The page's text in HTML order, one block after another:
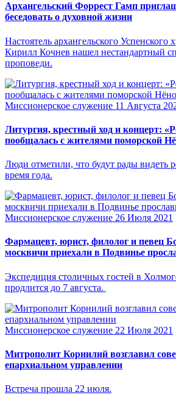
Архангельский Форрест Гамп
беседовать о духовной жизни
Настоятель архангельского Успенского
Кирилл Кочнев нашел нестандартный
проповеди.
Миссионерское служение 11 Августа
Литургия, крестный ход и концерт:
пообщалась с жителями поморской
Люди отметили, что будут рады видеть
время года.
Миссионерское служение 26 Июля 2021
Фармацевт, юрист, филолог и певец
москвичи приехали в Подвинье
Экспедиция столичных гостей в
продлится до 7 августа.
Миссионерское служение 22 Июля 2021
Митрополит Корнилий возглавил
епархиальном управлении
Встреча прошла 22 июля.